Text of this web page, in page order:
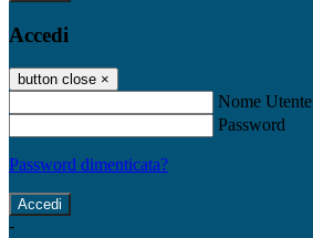
Accedi
button close ×
Nome Utente
Password
Password dimenticata?
-